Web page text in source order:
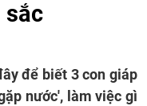
sắc
để biết 3 con giáp
nước', làm việc gì